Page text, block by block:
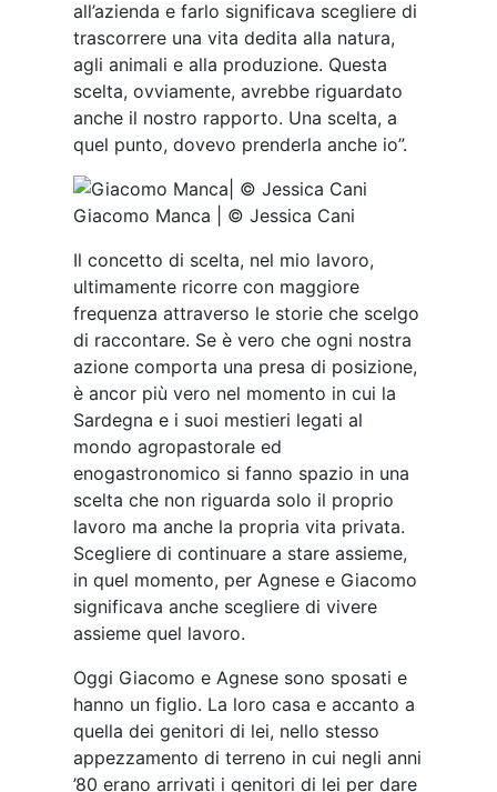
all’azienda e farlo significava scegliere di
trascorrere una vita dedita alla natura,
agli animali e alla produzione. Questa
scelta, ovviamente, avrebbe riguardato
anche il nostro rapporto. Una scelta, a
quel punto, dovevo prenderla anche io”.
Giacomo Manca | © Jessica Cani
Il concetto di scelta, nel mio lavoro,
ultimamente ricorre con maggiore
frequenza attraverso le storie che scelgo
di raccontare. Se è vero che ogni nostra
azione comporta una presa di posizione,
è ancor più vero nel momento in cui la
Sardegna e i suoi mestieri legati al
mondo agropastorale ed
enogastronomico si fanno spazio in una
scelta che non riguarda solo il proprio
lavoro ma anche la propria vita privata.
Scegliere di continuare a stare assieme,
in quel momento, per Agnese e Giacomo
significava anche scegliere di vivere
assieme quel lavoro.
Oggi Giacomo e Agnese sono sposati e
hanno un figlio. La loro casa e accanto a
quella dei genitori di lei, nello stesso
appezzamento di terreno in cui negli anni
’80 erano arrivati i genitori di lei per dare